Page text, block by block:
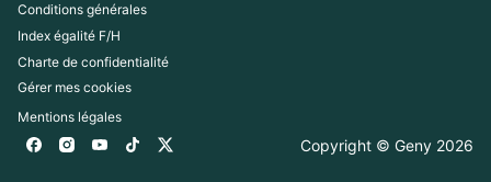
Conditions générales
Index égalité F/H
Charte de confidentialité
Gérer mes cookies
Mentions légales
Copyright © Geny 2026